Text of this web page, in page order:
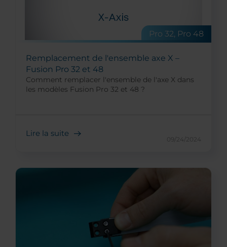
Pro 32, Pro 48
Remplacement de l'ensemble axe X –
Fusion Pro 32 et 48
Comment remplacer l'ensemble de l'axe X dans
les modèles Fusion Pro 32 et 48 ?
Lire la suite
09/24/2024